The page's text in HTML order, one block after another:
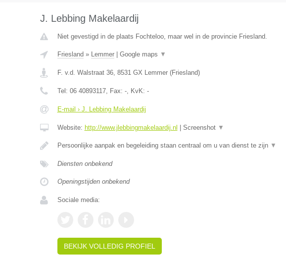
J. Lebbing Makelaardij
Niet gevestigd in de plaats Fochteloo, maar wel in de provincie Friesland.
Friesland » Lemmer| Google maps ▼
F. v.d. Walstraat 36, 8531 GX Lemmer(Friesland)
Tel: 06 40893117, Fax: -, KvK: -
E-mail › J. Lebbing Makelaardij
Website: http://www.jlebbingmakelaardij.nl Screenshot ▼
Persoonlijke aanpak en begeleiding staan centraal om u van dienst te zijn ▼
Diensten onbekend
Openingstijden onbekend
Sociale media:
BEKIJK VOLLEDIG PROFIEL